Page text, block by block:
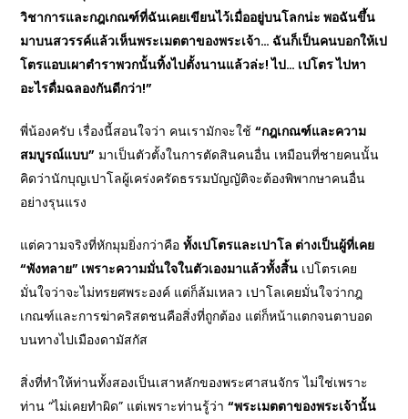
วิชาการและกฎเกณฑ์ที่ฉันเคยเขียนไว้เมื่ออยู่บนโลกน่ะ พอฉันขึ้น
มาบนสวรรค์แล้วเห็นพระเมตตาของพระเจ้า… ฉันก็เป็นคนบอกให้เป
โตรแอบเผาตำราพวกนั้นทิ้งไปตั้งนานแล้วล่ะ! ไป… เปโตร ไปหา
อะไรดื่มฉลองกันดีกว่า!”
พี่น้องครับ เรื่องนี้สอนใจว่า คนเรามักจะใช้“กฎเกณฑ์และความ
สมบูรณ์แบบ” มาเป็นตัวตั้งในการตัดสินคนอื่น เหมือนที่ชายคนนั้น
คิดว่านักบุญเปาโลผู้เคร่งครัดธรรมบัญญัติจะต้องพิพากษาคนอื่น
อย่างรุนแรง
แต่ความจริงที่หักมุมยิ่งกว่าคือทั้งเปโตรและเปาโล ต่างเป็นผู้ที่เคย
“พังทลาย” เพราะความมั่นใจในตัวเองมาแล้วทั้งสิ้น เปโตรเคย
มั่นใจว่าจะไม่ทรยศพระองค์ แต่ก็ล้มเหลว เปาโลเคยมั่นใจว่ากฎ
เกณฑ์และการฆ่าคริสตชนคือสิ่งที่ถูกต้อง แต่ก็หน้าแตกจนตาบอด
บนทางไปเมืองดามัสกัส
สิ่งที่ทำให้ท่านทั้งสองเป็นเสาหลักของพระศาสนจักร ไม่ใช่เพราะ
ท่าน “ไม่เคยทำผิด” แต่เพราะท่านรู้ว่า“พระเมตตาของพระเจ้านั้น